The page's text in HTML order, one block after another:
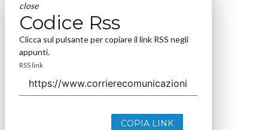
close
Codice Rss
Clicca sul pulsante per copiare il link RSS negli
appunti.
RSS link
COPIA LINK